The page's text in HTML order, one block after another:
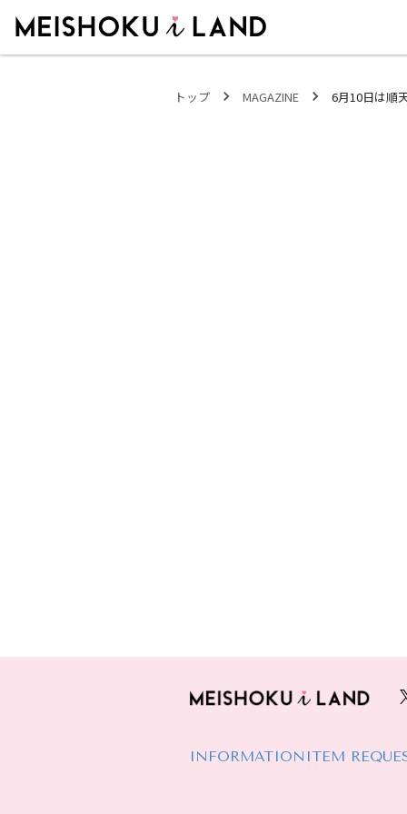
トップ MAGAZINE 6月10日は順
INFORMATION ITEM